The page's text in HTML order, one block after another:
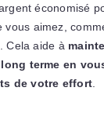
économisé
vous aimez,
Cela aide à
terme en
de votre effort